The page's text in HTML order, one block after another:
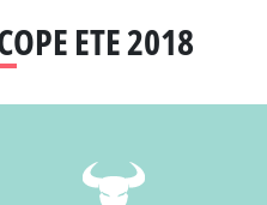
ETE 2018